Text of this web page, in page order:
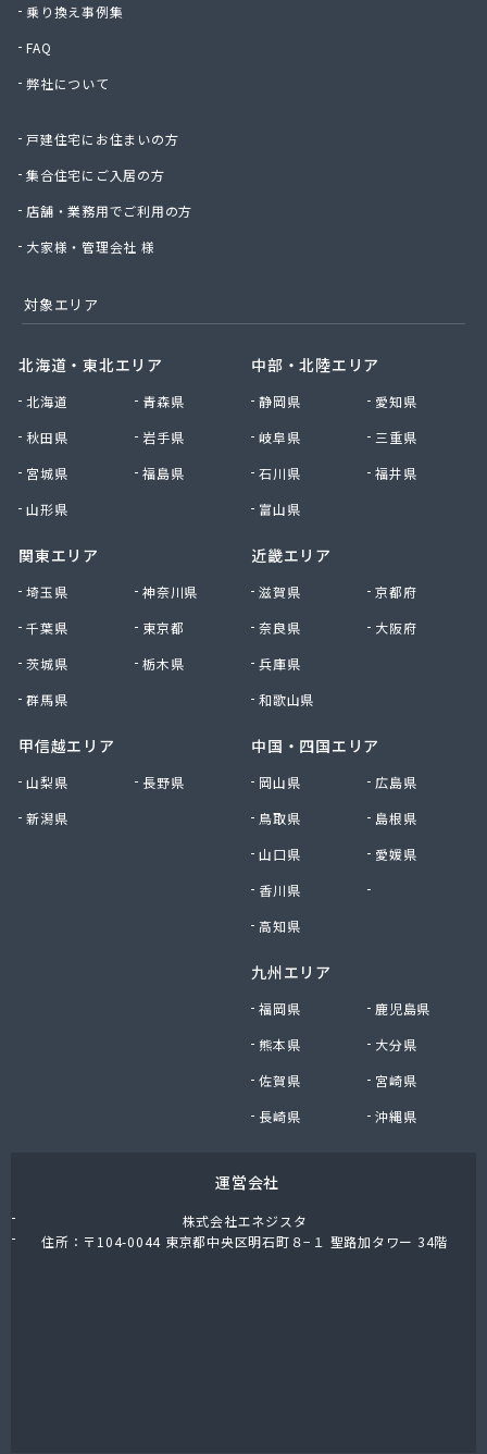
乗り換え事例集
FAQ
弊社について
戸建住宅にお住まいの方
集合住宅にご入居の方
店舗・業務用でご利用の方
大家様・管理会社 様
対象エリア
北海道・東北エリア
北海道
青森県
秋田県
岩手県
宮城県
福島県
山形県
関東エリア
埼玉県
神奈川県
千葉県
東京都
茨城県
栃木県
群馬県
甲信越エリア
山梨県
長野県
新潟県
中部・北陸エリア
静岡県
愛知県
岐阜県
三重県
石川県
福井県
富山県
近畿エリア
滋賀県
京都府
奈良県
大阪府
兵庫県
和歌山県
中国・四国エリア
岡山県
広島県
鳥取県
島根県
山口県
愛媛県
香川県
高知県
九州エリア
福岡県
鹿児島県
熊本県
大分県
佐賀県
宮崎県
長崎県
沖縄県
運営会社
株式会社エネジスタ
住所：〒104-0044 東京都中央区明石町８−１ 聖路加タワー 34階